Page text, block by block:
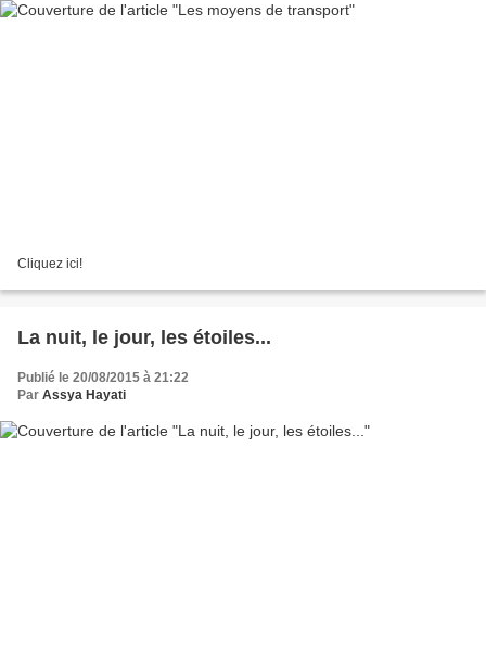
Cliquez ici!
La nuit, le jour, les étoiles...
Publié le 20/08/2015 à 21:22
Par Assya Hayati